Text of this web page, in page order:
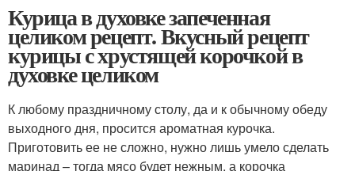
Курица в духовке запеченная
целиком рецепт. Вкусный рецепт
курицы с хрустящей корочкой в
духовке целиком
К любому праздничному столу, да и к обычному обеду
выходного дня, просится ароматная курочка.
Приготовить ее не сложно, нужно лишь умело сделать
маринад – тогда мясо будет нежным, а корочка